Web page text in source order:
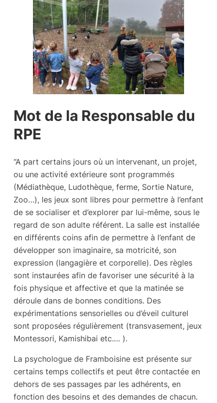
Mot de la Responsable du
RPE
“A part certains jours où un intervenant, un projet,
ou une activité extérieure sont programmés
(Médiathèque, Ludothèque, ferme, Sortie Nature,
Zoo…), les jeux sont libres pour permettre à l’enfant
de se socialiser et d’explorer par lui-même, sous le
regard de son adulte référent. La salle est installée
en différents coins afin de permettre à l’enfant de
développer son imaginaire, sa motricité, son
expression (langagière et corporelle). Des règles
sont instaurées afin de favoriser une sécurité à la
fois physique et affective et que la matinée se
déroule dans de bonnes conditions. Des
expérimentations sensorielles ou d’éveil culturel
sont proposées régulièrement (transvasement, jeux
Montessori, Kamishibai etc.… ).
La psychologue de Framboisine est présente sur
certains temps collectifs et peut être contactée en
dehors de ses passages par les adhérents, en
fonction des besoins et des demandes de chacun.